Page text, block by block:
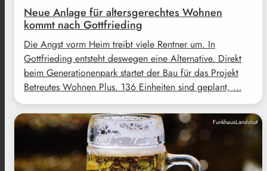
Neue Anlage für altersgerechtes Wohnen
kommt nach Gottfrieding
Die Angst vorm Heim treibt viele Rentner um. In
Gottfrieding entsteht deswegen eine Alternative. Direkt
beim Generationenpark startet der Bau für das Projekt
Betreutes Wohnen Plus. 136 Einheiten sind geplant, …
FunkhausLandshut